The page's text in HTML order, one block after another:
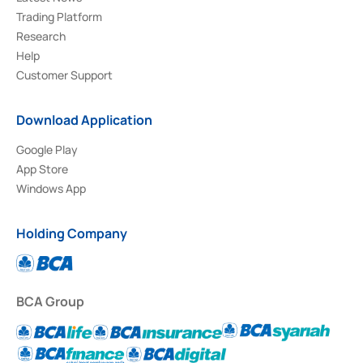
Trading Platform
Research
Help
Customer Support
Download Application
Google Play
App Store
Windows App
Holding Company
BCA Group